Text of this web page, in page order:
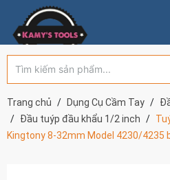
Trang chủ Dụng Cụ Cầm Tay
Đầu tuýp đầu khẩu 1/2 inch
Kingtony 8-32mm Model 4230/4235